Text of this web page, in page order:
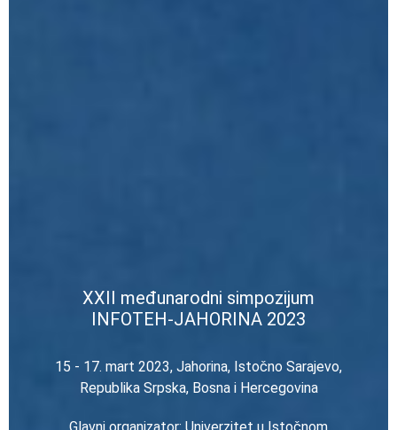
XXII međunarodni simpozijum
INFOTEH-JAHORINA 2023
15 - 17. mart 2023, Jahorina, Istočno Sarajevo,
Republika Srpska, Bosna i Hercegovina